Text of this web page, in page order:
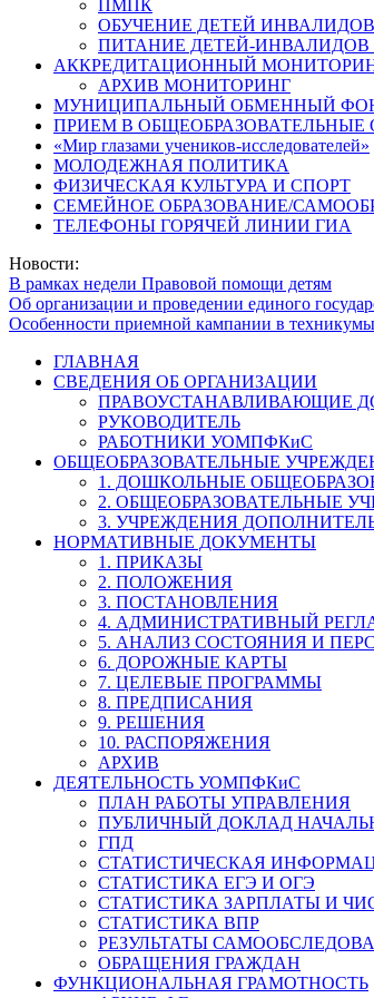
ПМПК
ОБУЧЕНИЕ ДЕТЕЙ
ПИТАНИЕ ДЕТЕЙ-ИНВАЛИДОВ
АККРЕДИТАЦИОННЫЙ
АРХИВ МОНИТОРИНГ
МУНИЦИПАЛЬНЫЙ ОБМЕННЫЙ
ПРИЕМ В
«Мир глазами учеников-исследователей»
МОЛОДЕЖНАЯ ПОЛИТИКА
ФИЗИЧЕСКАЯ КУЛЬТУРА И СПОРТ
СЕМЕЙНОЕ ОБРАЗОВАНИЕ/
ТЕЛЕФОНЫ ГОРЯЧЕЙ ЛИНИИ ГИА
Новости:
В рамках недели Правовой помощи детям
Об организации и проведении единого
Особенности приемной кампании в
ГЛАВНАЯ
СВЕДЕНИЯ ОБ ОРГАНИЗАЦИИ
ПРАВОУСТАНАВЛИВАЮЩИЕ
РУКОВОДИТЕЛЬ
РАБОТНИКИ УОМПФКиС
ОБЩЕОБРАЗОВАТЕЛЬНЫЕ
1. ДОШКОЛЬНЫЕ
2. ОБЩЕОБРАЗОВАТЕЛЬНЫЕ
3. УЧРЕЖДЕНИЯ
НОРМАТИВНЫЕ ДОКУМЕНТЫ
1. ПРИКАЗЫ
2. ПОЛОЖЕНИЯ
3. ПОСТАНОВЛЕНИЯ
4. АДМИНИСТРАТИВНЫЙ
5. АНАЛИЗ СОСТОЯНИЯ И
6. ДОРОЖНЫЕ КАРТЫ
7. ЦЕЛЕВЫЕ ПРОГРАММЫ
8. ПРЕДПИСАНИЯ
9. РЕШЕНИЯ
10. РАСПОРЯЖЕНИЯ
АРХИВ
ДЕЯТЕЛЬНОСТЬ УОМПФКиС
ПЛАН РАБОТЫ УПРАВЛЕНИЯ
ПУБЛИЧНЫЙ ДОКЛАД
ГПД
СТАТИСТИЧЕСКАЯ
СТАТИСТИКА ЕГЭ И ОГЭ
СТАТИСТИКА ЗАРПЛАТЫ И
СТАТИСТИКА ВПР
РЕЗУЛЬТАТЫ
ОБРАЩЕНИЯ ГРАЖДАН
ФУНКЦИОНАЛЬНАЯ ГРАМОТНОСТЬ